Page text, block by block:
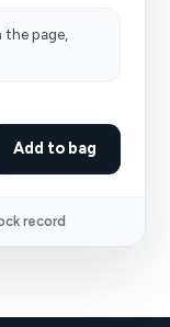
page,
Add to bag
record